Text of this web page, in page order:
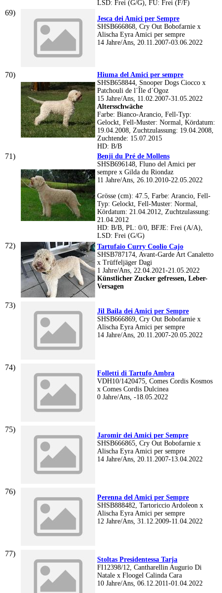
LSD: Frei (G/G), FU: Frei (F/F)
Jesca dei Amici per Sempre
SHSB666868, Cry Out Bobofarnie x
Alischa Eyra Amici per sempre
14 Jahre/Ans, 20.11.2007-03.06.2022
Hiuma del Amici per sempre
SHSB658844, Snooper Dogs Ciocco x
Patchouli de l´Île d´Ogoz
15 Jahre/Ans, 11.02.2007-31.05.2022
Altersschwäche
Farbe: Bianco-Arancio, Fell-Typ:
Gelockt, Fell-Muster: Normal, Kördatum:
19.04.2008, Zuchtzulassung: 19.04.2008,
Zuchtende: 15.07.2015
HD: B/B
Benji du Pré de Mollens
SHSB696148, Fluno del Amici per
sempre x Gilda du Riondaz
11 Jahre/Ans, 26.10.2010-22.05.2022
Grösse (cm): 47.5, Farbe: Arancio, Fell-
Typ: Gelockt, Fell-Muster: Normal,
Kördatum: 21.04.2012, Zuchtzulassung:
21.04.2012
HD: B/B, PL: 0/0, BFJE: Frei (A/A),
LSD: Frei (G/G)
Tartufaio Curry Coolio Cajo
SHSB787174, Avant-Garde Art Canaletto
x Trüffeljäger Dagi
1 Jahre/Ans, 22.04.2021-21.05.2022
Künstlicher Zucker gefressen, Leber-
Versagen
Jil Baila dei Amici per Sempre
SHSB666869, Cry Out Bobofarnie x
Alischa Eyra Amici per sempre
14 Jahre/Ans, 20.11.2007-20.05.2022
Folletti di Tartufo Ambra
VDH10/1420475, Comes Cordis Kosmos
x Comes Cordis Dulcinea
0 Jahre/Ans, -18.05.2022
Jaromir dei Amici per Sempre
SHSB666865, Cry Out Bobofarnie x
Alischa Eyra Amici per sempre
14 Jahre/Ans, 20.11.2007-13.04.2022
Perenna del Amici per Sempre
SHSB888482, Tartoriccio Ardoleon x
Alischa Eyra Amici per sempre
12 Jahre/Ans, 31.12.2009-11.04.2022
Stoltas Presidentessa Tarja
FI12398/12, Cantharellin Augurio Di
Natale x Floogel Calinda Cara
10 Jahre/Ans, 06.12.2011-01.04.2022